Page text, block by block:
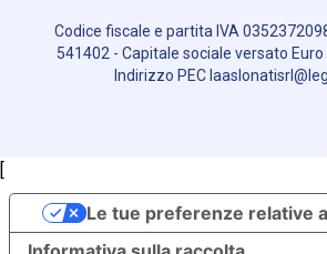
Codice fiscale e partita IVA
541402 - Capitale sociale versato Euro
Indirizzo PEC
[
Le tue preferenze relative